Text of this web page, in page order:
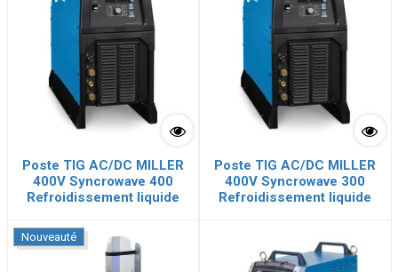
Poste TIG AC/DC MILLER
400V Syncrowave 400
Refroidissement liquide
Poste TIG AC/DC MILLER
400V Syncrowave 300
Refroidissement liquide
Nouveauté